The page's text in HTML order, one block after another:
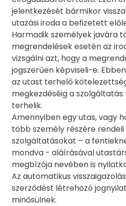
jelentkezését bármikor
utazási iroda a befizetett
Harmadik személyek javára
megrendelések esetén az
vizsgálni azt, hogy a
jogszerűen képviseli-e.
az utast terhelő
megkezdéséig a
terhelik.
Amennyiben egy utas, vagy
több személy részére
szolgáltatásokat – a
mondva - aláírásával
megbízója nevében is
Az automatikus
szerződést létrehozó
minősülnek.